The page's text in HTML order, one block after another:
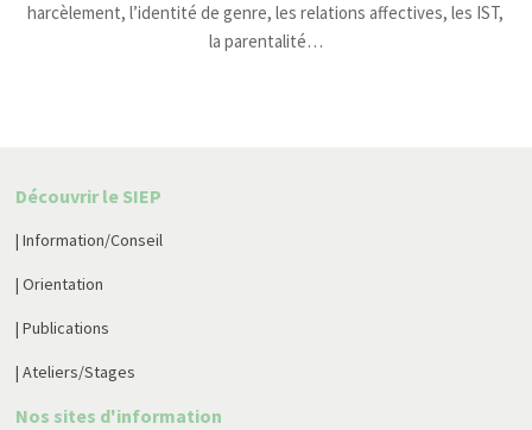
harcèlement, l’identité de genre, les relations affectives, les IST,
la parentalité…
Découvrir le SIEP
| Information/Conseil
| Orientation
| Publications
| Ateliers/Stages
Nos sites d'information